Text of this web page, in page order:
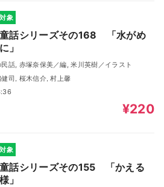
象
話シリーズその168 「水がめ
」
話, 赤塚奈保美／編, 米川英樹／イラスト
健司, 桜木信介, 村上馨
¥220
象
話シリーズその155 「かえる
」